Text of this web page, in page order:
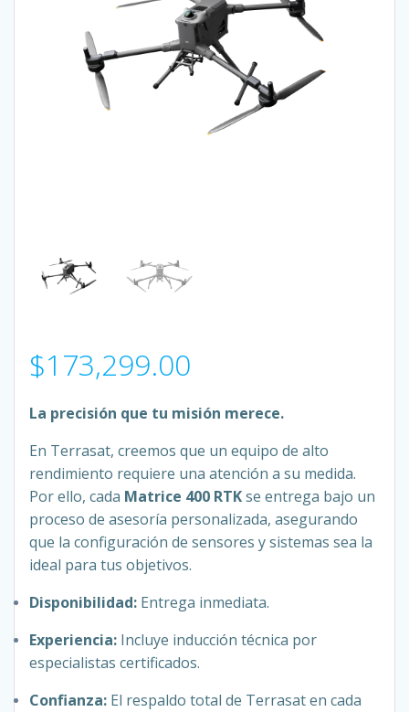
$173,299.00
La precisión que tu misión merece.
En Terrasat, creemos que un equipo de alto
rendimiento requiere una atención a su medida.
Por ello, cada Matrice 400 RTKse entrega bajo un
proceso de asesoría personalizada, asegurando
que la configuración de sensores y sistemas sea la
ideal para tus objetivos.
Disponibilidad: Entrega inmediata.
Experiencia: Incluye inducción técnica por
especialistas certificados.
Confianza: El respaldo total de Terrasat en cada